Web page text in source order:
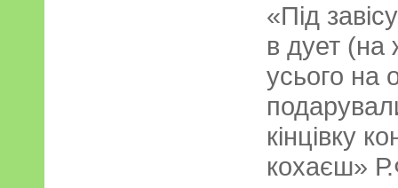
«Під
в дует (на
усього на
кінцівку
кохаєш»